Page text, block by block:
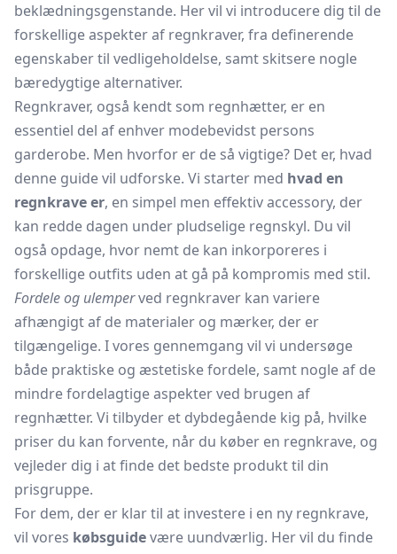
beklædningsgenstande. Her vil vi introducere dig til de
forskellige aspekter af regnkraver, fra definerende
egenskaber til vedligeholdelse, samt skitsere nogle
bæredygtige alternativer.
Regnkraver, også kendt som regnhætter, er en
essentiel del af enhver modebevidst persons
garderobe. Men hvorfor er de så vigtige? Det er, hvad
denne guide vil udforske. Vi starter med hvad en
regnkrave er, en simpel men effektiv accessory, der
kan redde dagen under pludselige regnskyl. Du vil
også opdage, hvor nemt de kan inkorporeres i
forskellige outfits uden at gå på kompromis med stil.
Fordele og ulemperved regnkraver kan variere
afhængigt af de materialer og mærker, der er
tilgængelige. I vores gennemgang vil vi undersøge
både praktiske og æstetiske fordele, samt nogle af de
mindre fordelagtige aspekter ved brugen af
regnhætter. Vi tilbyder et dybdegående kig på, hvilke
priser du kan forvente, når du køber en regnkrave, og
vejleder dig i at finde det bedste produkt til din
prisgruppe.
For dem, der er klar til at investere i en ny regnkrave,
vil vores købsguidevære uundværlig. Her vil du finde